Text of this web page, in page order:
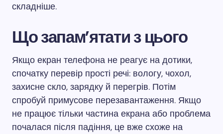
складніше.
Що запам’ятати з цього
Якщо екран телефона не реагує на дотики,
спочатку перевір прості речі: вологу, чохол,
захисне скло, зарядку й перегрів. Потім
спробуй примусове перезавантаження. Якщо
не працює тільки частина екрана або проблема
почалася після падіння, це вже схоже на